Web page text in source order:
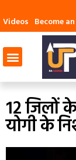
Videos Become
12 जिलों
योगी के